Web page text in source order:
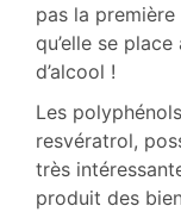
pas la
qu’elle se place
d’alcool !
Les
resvératrol,
très
produit des